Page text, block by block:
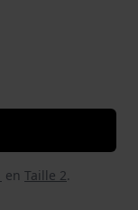
en Taille 2.